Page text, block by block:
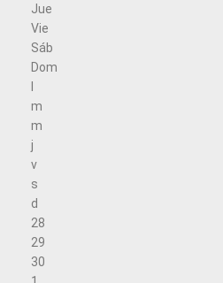
Jue
Vie
Sáb
Dom
m
m
j
v
s
d
28
29
30